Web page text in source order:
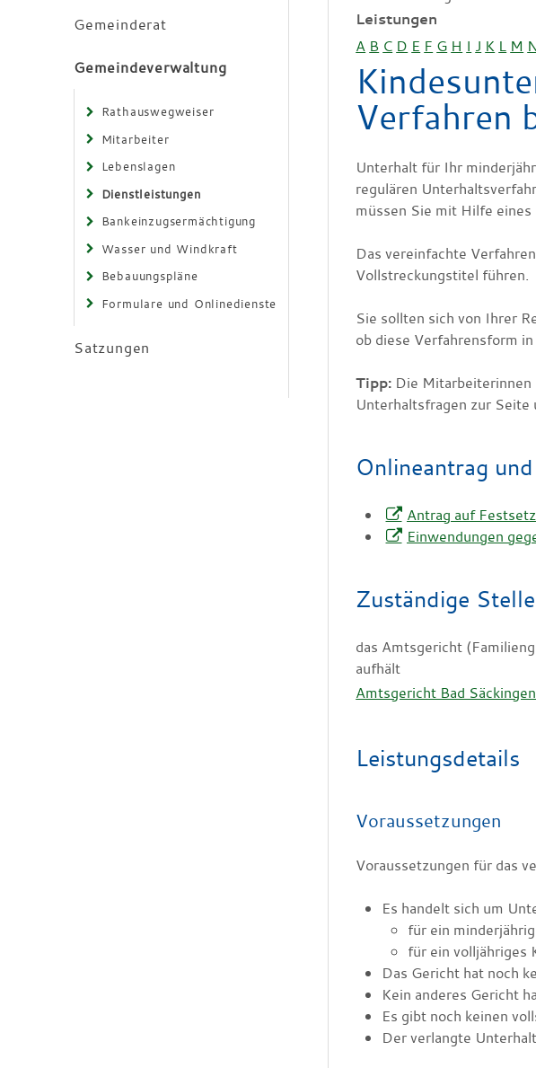
Gemeinderat
Gemeindeverwaltung
Rathauswegweiser
Mitarbeiter
Lebenslagen
Dienstleistungen
Bankeinzugsermächtigung
Wasser und Windkraft
Bebauungspläne
Formulare und Onlinedienste
Satzungen
Leistungen
A B C D E F G H I J K L M
Verfahren
Unterhalt für Ihr
regulären
müssen Sie mit Hilfe eines
Das vereinfachte
Vollstreckungstitel führen.
Sie sollten sich von Ihrer
ob diese Verfahrensform
Tipp: Die Mitarbeiterinnen
Unterhaltsfragen zur
Onlineantrag
Antrag auf
Einwendungen
Zuständige Stelle
das Amtsgericht
aufhält
Amtsgericht Bad Säckingen
Leistungsdetails
Voraussetzungen
Voraussetzungen für das
Es handelt sich um
für ein
für ein volljähriges
Das Gericht hat noch
Kein anderes Gericht
Es gibt noch keinen
Der verlangte